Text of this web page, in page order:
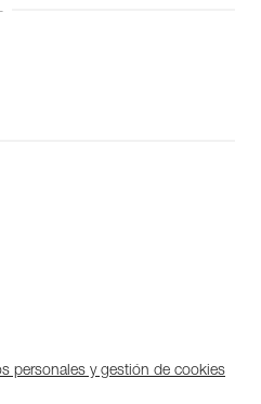
personales y gestión de cookies